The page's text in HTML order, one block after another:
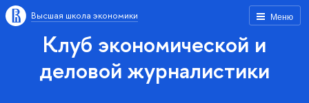
Меню
Высшая школа экономики
Клуб экономической и
деловой журналистики